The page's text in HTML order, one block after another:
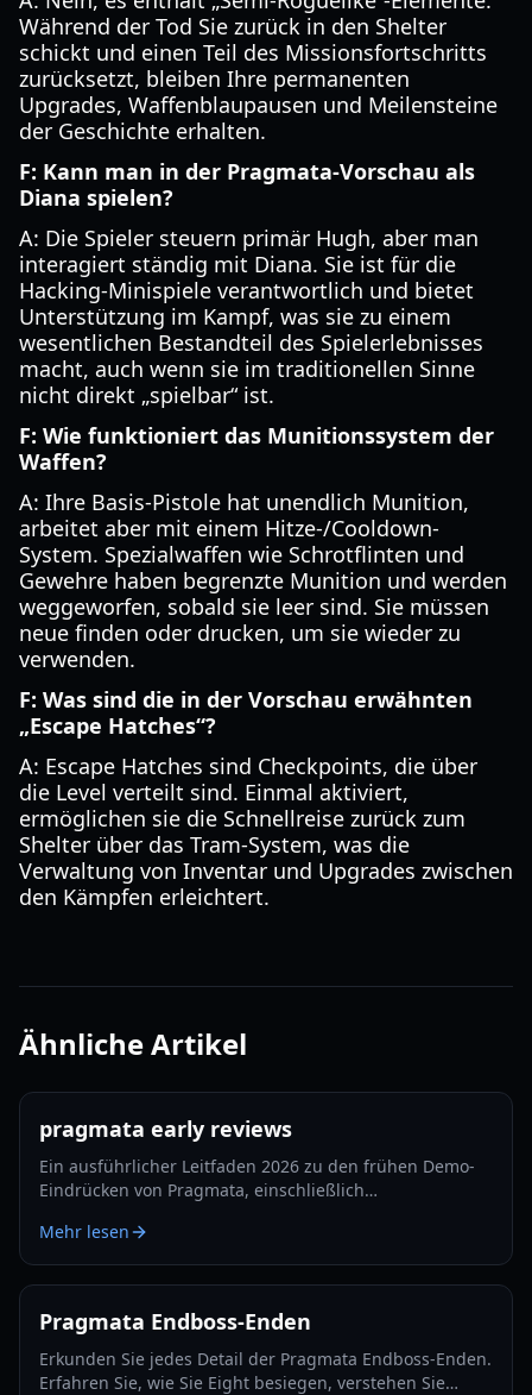
Während der Tod Sie zurück in den Shelter
schickt und einen Teil des Missionsfortschritts
zurücksetzt, bleiben Ihre permanenten
Upgrades, Waffenblaupausen und Meilensteine
der Geschichte erhalten.
F: Kann man in der Pragmata-Vorschau als
Diana spielen?
A: Die Spieler steuern primär Hugh, aber man
interagiert ständig mit Diana. Sie ist für die
Hacking-Minispiele verantwortlich und bietet
Unterstützung im Kampf, was sie zu einem
wesentlichen Bestandteil des Spielerlebnisses
macht, auch wenn sie im traditionellen Sinne
nicht direkt „spielbar“ ist.
F: Wie funktioniert das Munitionssystem der
Waffen?
A: Ihre Basis-Pistole hat unendlich Munition,
arbeitet aber mit einem Hitze-/Cooldown-
System. Spezialwaffen wie Schrotflinten und
Gewehre haben begrenzte Munition und werden
weggeworfen, sobald sie leer sind. Sie müssen
neue finden oder drucken, um sie wieder zu
verwenden.
F: Was sind die in der Vorschau erwähnten
„Escape Hatches“?
A: Escape Hatches sind Checkpoints, die über
die Level verteilt sind. Einmal aktiviert,
ermöglichen sie die Schnellreise zurück zum
Shelter über das Tram-System, was die
Verwaltung von Inventar und Upgrades zwischen
den Kämpfen erleichtert.
Ähnliche Artikel
pragmata early reviews
Ein ausführlicher Leitfaden 2026 zu den frühen Demo-
Eindrücken von Pragmata, einschließlich
Stärken, Risiken und Erwartungen zum Launch.
Mehr lesen
Pragmata Endboss-Enden
Erkunden Sie jedes Detail der Pragmata Endboss-Enden.
Erfahren Sie, wie Sie Eight besiegen, verstehen Sie